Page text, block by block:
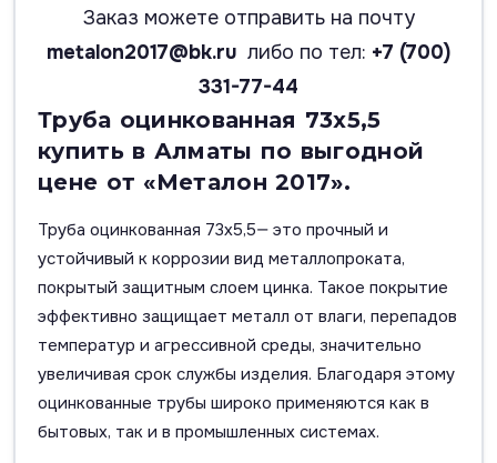
Заказ можете отправить на почту
metalon2017@bk.ru либо по тел: +7 (700)
331-77-44
Труба оцинкованная 73х5,5
купить в Алматы по выгодной
цене от «Металон 2017».
Труба оцинкованная 73х5,5— это прочный и
устойчивый к коррозии вид металлопроката,
покрытый защитным слоем цинка. Такое покрытие
эффективно защищает металл от влаги, перепадов
температур и агрессивной среды, значительно
увеличивая срок службы изделия. Благодаря этому
оцинкованные трубы широко применяются как в
бытовых, так и в промышленных системах.